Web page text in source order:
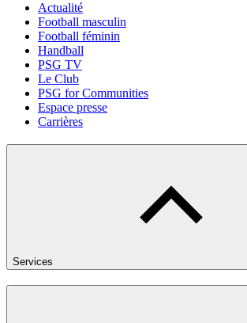
Actualité
Football masculin
Football féminin
Handball
PSG TV
Le Club
PSG for Communities
Espace presse
Carrières
Services